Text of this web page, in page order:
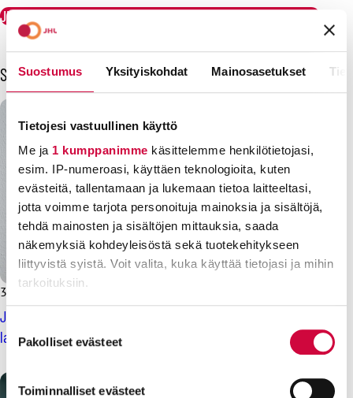
Suostumus Yksityiskohdat Mainosasetukset
Tietojesi vastuullinen käyttö
Me ja 1 kumppanimme käsittelemme henkilötietojasi,
esim. IP-numeroasi, käyttäen teknologioita, kuten
evästeitä, tallentamaan ja lukemaan tietoa laitteeltasi,
jotta voimme tarjota personoituja mainoksia ja sisältöjä,
tehdä mainosten ja sisältöjen mittauksia, saada
näkemyksiä kohdeyleisöstä sekä tuotekehitykseen
liittyvistä syistä. Voit valita, kuka käyttää tietojasi ja mihin
tarkoituksiin.
voit määrittää asetuksesi
. Voit muuttaa
valinta
Pakolliset evästeet
Toiminnalliset evästeet
JHL:n lausunto kuntouttavan työtoiminnan lain muuttamisesta
Sinua voisi kiinnostaa myös
30.8.2024Lausunnot
JHL vastustaa vanhuspalvelujen henkilöstömitoituksen
laskemista